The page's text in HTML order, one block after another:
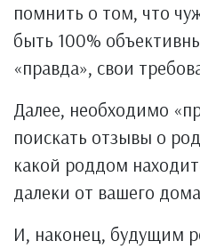
помнить о том, что
быть 100%
«правда», свои
Далее, необходимо
поискать отзывы о
какой роддом
далеки от вашего
И, наконец, будущим